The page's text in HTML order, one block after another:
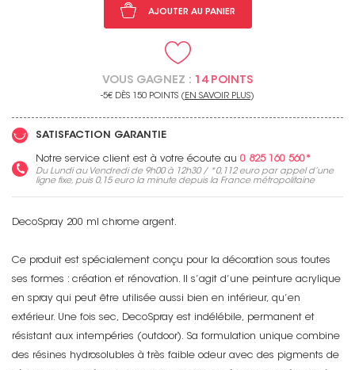
AJOUTER AU PANIER
VOUS GAGNEZ : 14 POINTS
-5€ DÈS 150 POINTS ( EN SAVOIR PLUS)
SATISFACTION GARANTIE
Notre service client est à votre écoute au 0 825 160 560*
Du Lundi au Vendredi de 9h00 à 12h30 / *0,112 europar appel d’une
ligne fixe, puis 0,15 eurola minute depuis la France métropolitaine
DecoSpray 200 ml chrome argent.
Ce produit est spécialement conçu pour la décoration sous toutes
ses formes : création et rénovation. Il s’agit d’une peinture acrylique
en spray qui peut être utilisée aussi bien en intérieur, qu’en
extérieur. Une fois sec, DecoSpray est indélébile, permanent et
résistant aux intempéries (outdoor). Sa formulation unique combine
des résines hydrosolubles à très faible odeur avec des pigments de